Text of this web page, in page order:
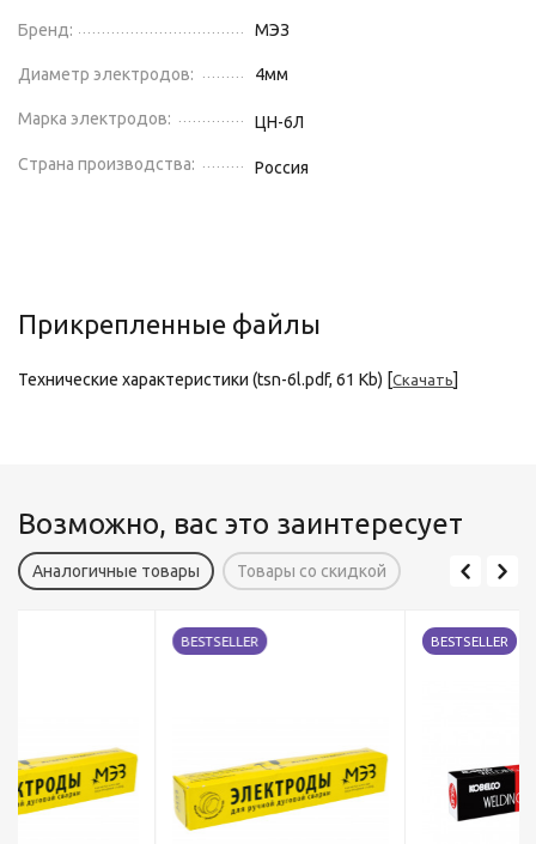
Бренд: МЭЗ
Диаметр электродов: 4мм
Марка электродов: ЦН-6Л
Страна производства: Россия
Прикрепленные файлы
Технические характеристики (tsn-6l.pdf, 61 Kb) [Скачать]
Возможно, вас это заинтересует
Аналогичные товары Товары со скидкой